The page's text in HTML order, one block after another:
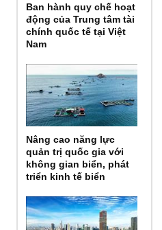
Ban hành quy chế hoạt
động của Trung tâm tài
chính quốc tế tại Việt
Nam
Nâng cao năng lực
quản trị quốc gia với
không gian biển, phát
triển kinh tế biển